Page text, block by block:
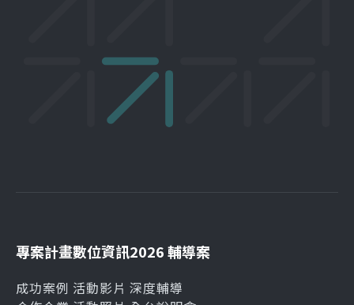
專案計畫
成功案例
數位資訊
活動影片
2026 輔導案
深度輔導